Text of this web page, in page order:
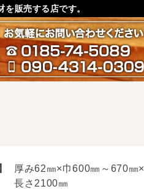
販売する店です。
厚み62㎜×巾600㎜～670㎜×
長さ2100㎜